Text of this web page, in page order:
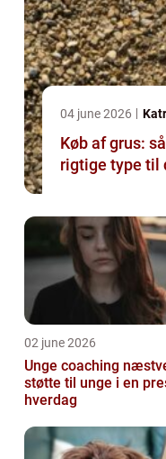
04 june 2026
Køb af grus:
rigtige type til
02 june 2026
Unge coaching
støtte til unge i en
hverdag